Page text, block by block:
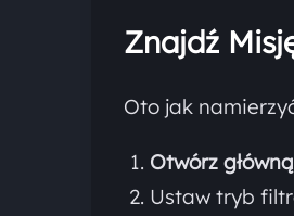
Znajdź
Oto jak
Otwórz
Ustaw tryb